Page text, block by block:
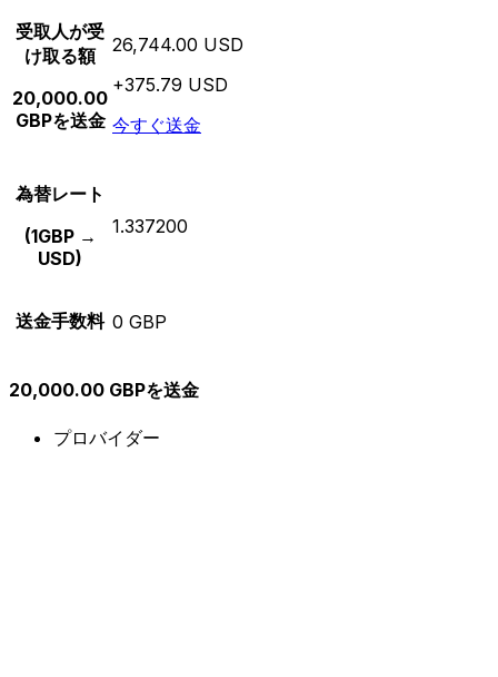
受取人が受
け取る額
20,000.00
GBPを送金
26,744.00 USD
+375.79 USD
今すぐ送金
為替レート
(1GBP →
USD)
1.337200
送金手数料 0 GBP
20,000.00 GBPを送金
プロバイダー